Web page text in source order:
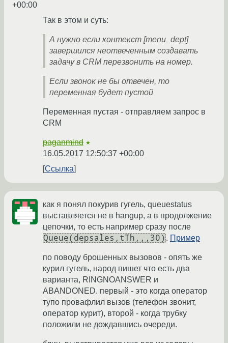
+00:00
Так в этом и суть:
А нужно если контекст [menu_dept]
завершился неотвеченным создавать
задачу в CRM перезвонить на номер.
Если звонок не бы отвечен, то
переменная будет пустой
Переменная пустая - отправляем запрос в
CRM
paganmind ★
16.05.2017 12:50:37 +00:00
Ссылка
как я понял покурив гугель, queuestatus
выставляется не в hangup, а в продолжение
цепочки, то есть например сразу после
Queue(depsales,tTh,,,30) . Пример
по поводу брошенных вызовов - опять же
курил гугель, народ пишет что есть два
варианта, RINGNOANSWER и
ABANDONED. первый - это когда оператор
тупо провафлил вызов (телефон звонит,
оператор курит), второй - когда трубку
положили не дождавшись очереди.